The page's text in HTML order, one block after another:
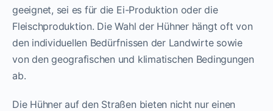
geeignet, sei es für die Ei-Produktion oder die
Fleischproduktion. Die Wahl der Hühner hängt oft von
den individuellen Bedürfnissen der Landwirte sowie
von den geografischen und klimatischen Bedingungen
ab.
Die Hühner auf den Straßen bieten nicht nur einen